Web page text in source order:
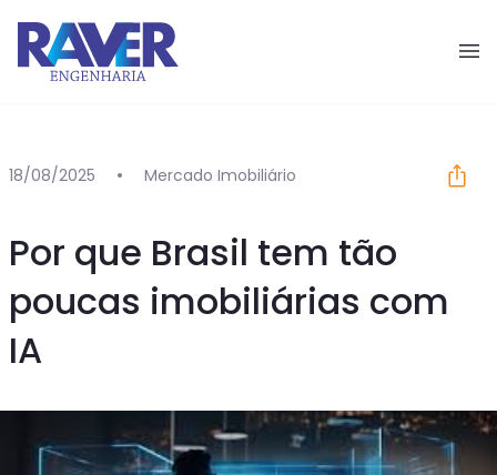
18/08/2025 Mercado Imobiliário
Por que Brasil tem tão
poucas imobiliárias com
IA